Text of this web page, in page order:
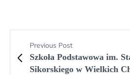
Previous Post
Szkoła Podstawowa im.
Sikorskiego w Wielkich